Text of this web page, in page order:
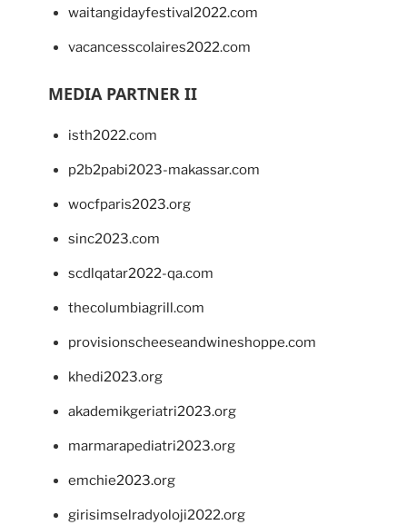
waitangidayfestival2022.com
vacancesscolaires2022.com
MEDIA PARTNER II
isth2022.com
p2b2pabi2023-makassar.com
wocfparis2023.org
sinc2023.com
scdlqatar2022-qa.com
thecolumbiagrill.com
provisionscheeseandwineshoppe.com
khedi2023.org
akademikgeriatri2023.org
marmarapediatri2023.org
emchie2023.org
girisimselradyoloji2022.org